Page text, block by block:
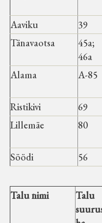
Aaviku
39
Tänavaotsa
45a;
46a
Alama
A-85
Ristikivi
69
Lillemäe
80
Söödi
56
Talu nimi
Talu